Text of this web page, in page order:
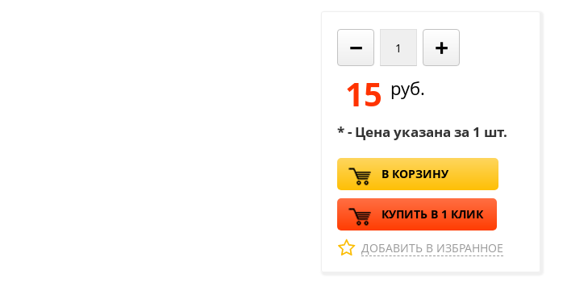
− +
15 руб.
* - Цена указана за 1 шт.
В КОРЗИНУ
КУПИТЬ В 1 КЛИК
ДОБАВИТЬ В ИЗБРАННОЕ